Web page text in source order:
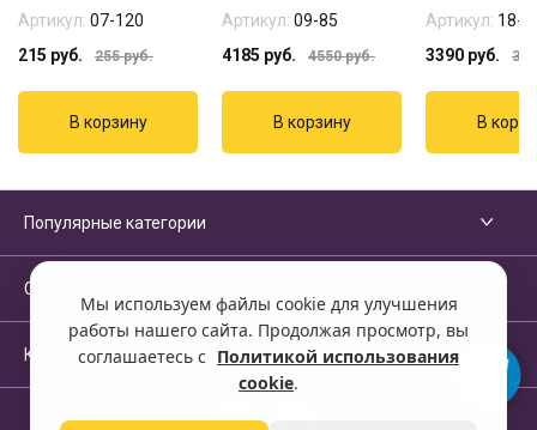
Мы используем файлы cookie для улучшения
работы нашего сайта. Продолжая просмотр, вы
соглашаетесь с Политикой использования
cookie.
Артикул: 07-120
215 руб. 255руб.
Артикул: 09-85
4185 руб. 4550руб.
Артикул: 18-
3390 руб.
Популярные категории
Сервисы и помощь
Компания